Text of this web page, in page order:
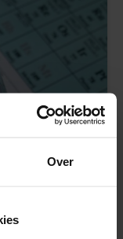
Over
3-MMC-